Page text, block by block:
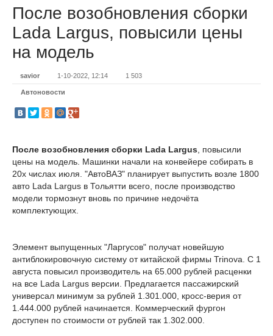
После возобновления сборки
Lada Largus, повысили цены
на модель
savior 1-10-2022, 12:14 1 503
Автоновости
После возобновления сборки Lada Largus, повысили
цены на модель. Машинки начали на конвейере собирать в
20х числах июля. "АвтоВАЗ" планирует выпустить возле 1800
авто Lada Largus в Тольятти всего, после производство
модели тормознут вновь по причине недочёта
комплектующих.
Элемент выпущенных "Ларгусов" получат новейшую
антиблокировочную систему от китайской фирмы Trinova. С 1
августа повысил производитель на 65.000 рублей расценки
на все Lada Largus версии. Предлагается пассажирский
универсал минимум за рублей 1.301.000, кросс-верия от
1.444.000 рублей начинается. Коммерческий фургон
доступен по стоимости от рублей так 1.302.000.